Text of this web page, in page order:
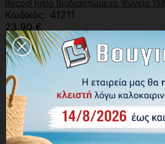
Recool Igloo Βιοδιασπώμενο Ψυγείο 15lt
Κωδικός: 41211
23,90 €
 
 Αγορά